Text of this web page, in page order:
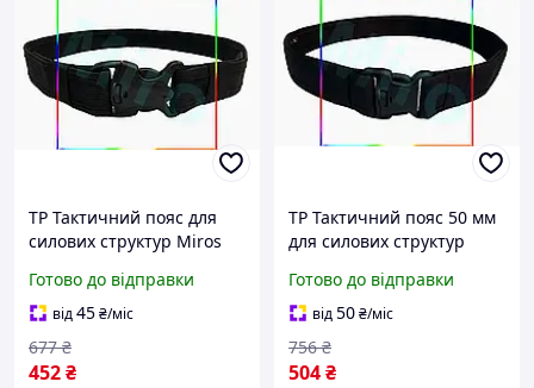
TP Тактичний пояс для
силових структур Miros
регульований, чорний
Miro-ll
Готово до відправки
від45₴/міс
452₴
677 ₴
TP Тактичний пояс 50 мм
для силових структур
фастекс тройного захисту
Miro-ll
Готово до відправки
від50₴/міс
504₴
756 ₴